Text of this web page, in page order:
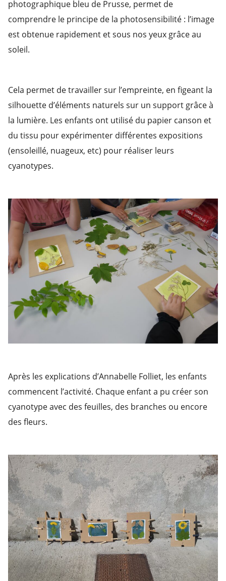
photographique bleu de Prusse, permet de
comprendre le principe de la photosensibilité : l’image
est obtenue rapidement et sous nos yeux grâce au
soleil.
Cela permet de travailler sur l’empreinte, en figeant la
silhouette d’éléments naturels sur un support grâce à
la lumière. Les enfants ont utilisé du papier canson et
du tissu pour expérimenter différentes expositions
(ensoleillé, nuageux, etc) pour réaliser leurs
cyanotypes.
Après les explications d’Annabelle Folliet, les enfants
commencent l’activité. Chaque enfant a pu créer son
cyanotype avec des feuilles, des branches ou encore
des fleurs.